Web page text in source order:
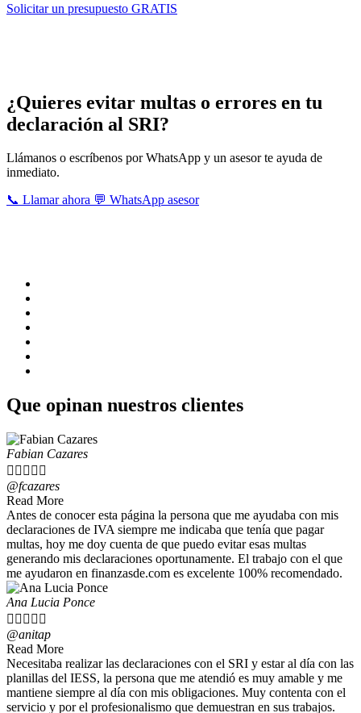
Solicitar un presupuesto GRATIS
¿Quieres evitar multas o errores en tu
declaración al SRI?
Llámanos o escríbenos por WhatsApp y un asesor te ayuda de
inmediato.
📞 Llamar ahora 💬 WhatsApp asesor
Que opinan nuestros clientes
Fabian Cazares
    
@fcazares
Read More
Antes de conocer esta página la persona que me ayudaba con mis
declaraciones de IVA siempre me indicaba que tenía que pagar
multas, hoy me doy cuenta de que puedo evitar esas multas
generando mis declaraciones oportunamente. El trabajo con el que
me ayudaron en finanzasde.com es excelente 100% recomendado.
Ana Lucia Ponce
    
@anitap
Read More
Necesitaba realizar las declaraciones con el SRI y estar al día con las
planillas del IESS, la persona que me atendió es muy amable y me
mantiene siempre al día con mis obligaciones. Muy contenta con el
servicio y por el profesionalismo que demuestran en sus trabajos.